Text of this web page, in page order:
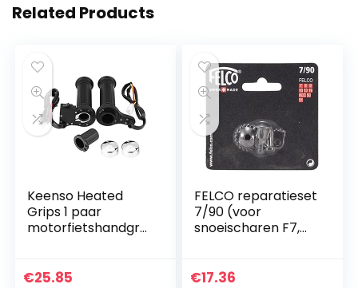
Related Products
Keenso Heated
Grips 1 paar
motorfietshandgre
greepverwarming
€25.85
FELCO reparatieset
7/90 (voor
snoeischaren F7,
montage,
€17.36